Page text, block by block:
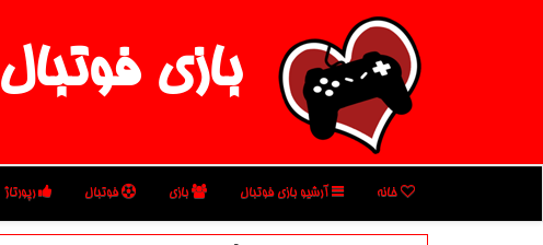
بازی فوتبال
خانه آرشیو بازی فوتبال بازی فوتبال رپورتاژ